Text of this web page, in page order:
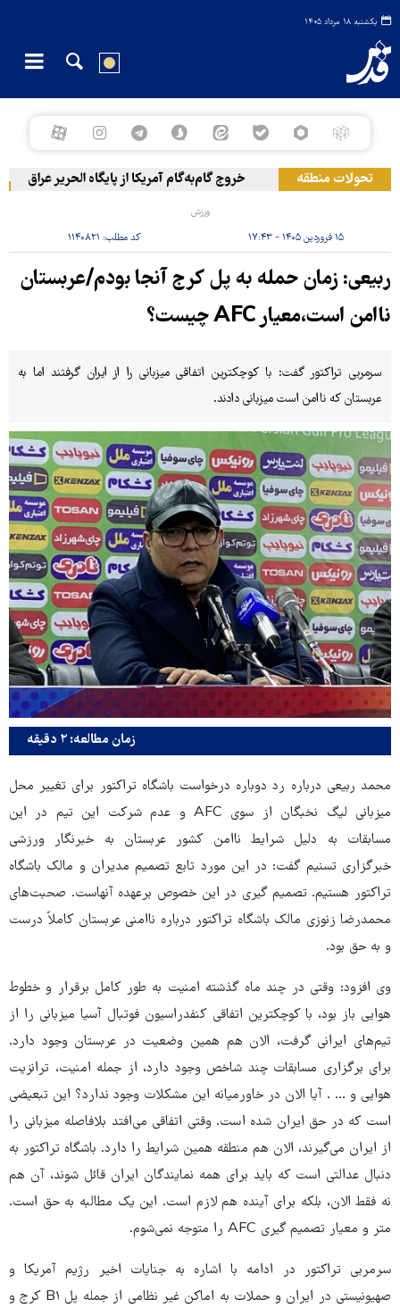
یکشنبه ۱۸ مرداد ۱۴۰۵
تحولات منطقه خروج گام‌به‌گام آمریکا از پایگاه الحریر عراق
ورزش
۱۵ فروردین ۱۴۰۵ - ۱۷:۴۳ کد مطلب: ۱۱۴۰۸۲۱
ربیعی: زمان حمله به پل کرج آنجا بودم/عربستان
ناامن است،معیار AFC چیست؟
سرمربی تراکتور گفت: با کوچکترین اتفاقی میزبانی را از ایران گرفتند اما به
عربستان که ناامن است میزبانی دادند.
زمان مطالعه: ۲ دقیقه
محمد ربیعی درباره رد دوباره درخواست باشگاه تراکتور برای تغییر محل
میزبانی لیگ نخبگان از سوی AFC و عدم شرکت این تیم در این
مسابقات به دلیل شرایط ناامن کشور عربستان به خبرنگار ورزشی
خبرگزاری تسنیم گفت: در این مورد تابع تصمیم مدیران و مالک باشگاه
تراکتور هستیم. تصمیم گیری در این خصوص برعهده آنهاست. صحبت‌های
محمدرضا زنوزی مالک باشگاه تراکتور درباره ناامنی عربستان کاملاً درست
و به حق بود.
وی افزود: وقتی در چند ماه گذشته امنیت به طور کامل برقرار و خطوط
هوایی باز بود، با کوچکترین اتفاقی کنفدراسیون فوتبال آسیا میزبانی را از
تیم‌های ایرانی گرفت، الان هم همین وضعیت در عربستان وجود دارد.
برای برگزاری مسابقات چند شاخص وجود دارد، از جمله امنیت، ترانزیت
هوایی و ... . آیا الان در خاورمیانه این مشکلات وجود ندارد؟ این تبعیضی
است که در حق ایران شده است. وقتی اتفاقی می‌افتد بلافاصله میزبانی را
از ایران می‌گیرند، الان هم منطقه همین شرایط را دارد. باشگاه تراکتور به
دنبال عدالتی است که باید برای همه نمایندگان ایران قائل شوند، آن هم
نه فقط الان، بلکه برای آینده هم لازم است. این یک مطالبه به حق است.
متر و معیار تصمیم گیری AFC را متوجه نمی‌شوم.
سرمربی تراکتور در ادامه با اشاره به جنایات اخیر رژیم آمریکا و
صهیونیستی در ایران و حملات به اماکن غیر نظامی از جمله پل B۱ کرج و